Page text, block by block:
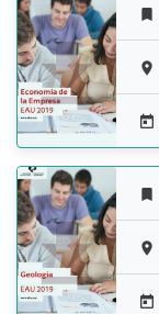







